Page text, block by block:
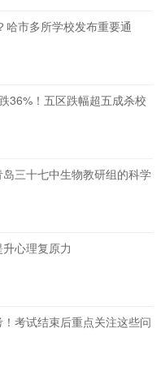
哈市多所学校发布重要通
36%！五区跌幅超五成杀校
三十七中生物教研组的科学
升心理复原力
考试结束后重点关注这些问